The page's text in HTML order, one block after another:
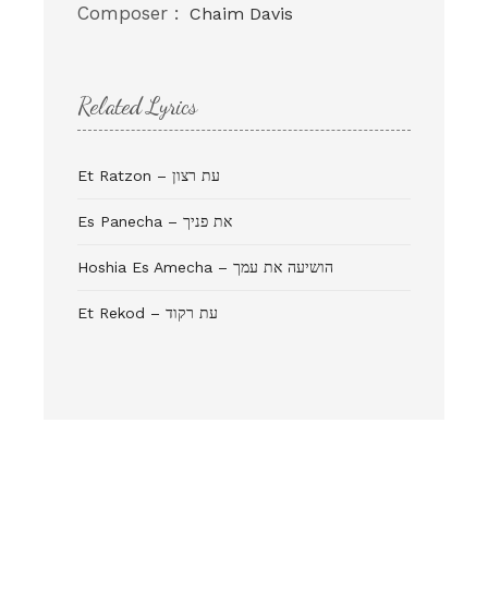
Composer : Chaim Davis
Related Lyrics
Et Ratzon – עת רצון
Es Panecha – את פניך
Hoshia Es Amecha – הושיעה את עמך
Et Rekod – עת רקוד